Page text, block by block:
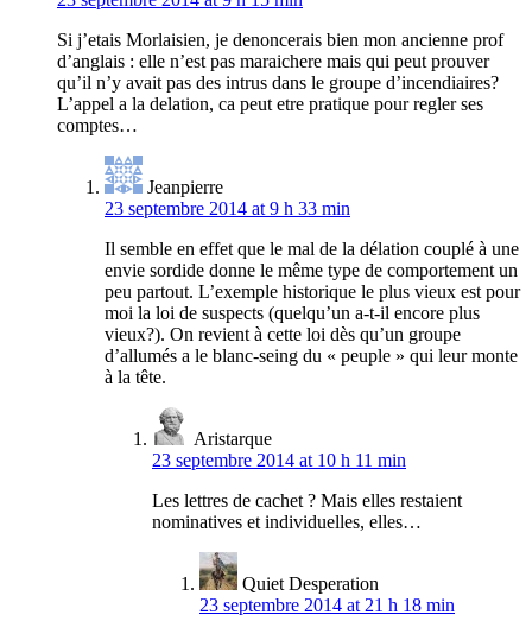
Si j’etais Morlaisien, je denoncerais bien mon ancienne prof
d’anglais : elle n’est pas maraichere mais qui peut prouver
qu’il n’y avait pas des intrus dans le groupe d’incendiaires?
L’appel a la delation, ca peut etre pratique pour regler ses
comptes…
Jeanpierre
23 septembre 2014 at 9 h 33 min
Il semble en effet que le mal de la délation couplé à une
envie sordide donne le même type de comportement un
peu partout. L’exemple historique le plus vieux est pour
moi la loi de suspects (quelqu’un a-t-il encore plus
vieux?). On revient à cette loi dès qu’un groupe
d’allumés a le blanc-seing du « peuple » qui leur monte
à la tête.
Aristarque
23 septembre 2014 at 10 h 11 min
Les lettres de cachet ? Mais elles restaient
nominatives et individuelles, elles…
Quiet Desperation
23 septembre 2014 at 21 h 18 min